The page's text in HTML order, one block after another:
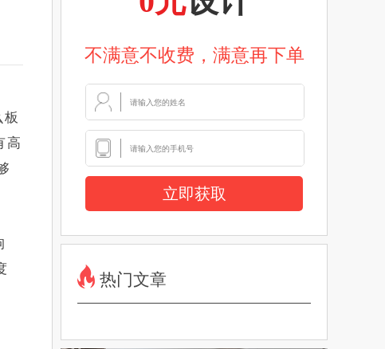
高
不满意不收费，满意再下单
立即获取
热门文章